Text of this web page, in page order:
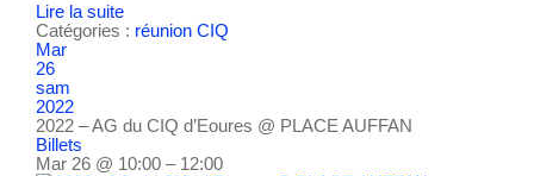
Lire la suite
Catégories : réunion CIQ
Mar
26
sam
2022
2022 – AG du CIQ d’Eoures @ PLACE AUFFAN
Billets
Mar 26 @ 10:00 – 12:00